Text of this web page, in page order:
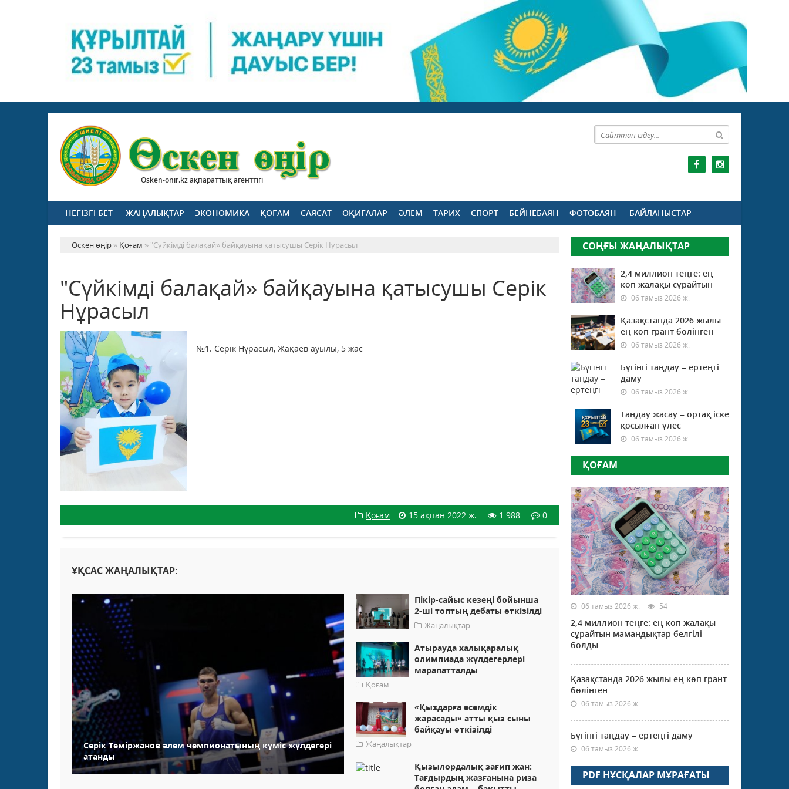
Osken-onir.kz ақпараттық агенттігі
НЕГІЗГІ БЕТ ЖАҢАЛЫҚТАР ЭКОНОМИКА ҚОҒАМ САЯСАТ ОҚИҒАЛАР ӘЛЕМ ТАРИХ СПОРТ БЕЙНЕБАЯН ФОТОБАЯН БАЙЛАНЫСТАР
Өскен өңір » Қоғам » "Сүйкімді балақай» байқауына қатысушы Серік Нұрасыл
"Сүйкімді балақай» байқауына қатысушы Серік
Нұрасыл
№1. Серік Нұрасыл, Жақаев ауылы, 5 жас
Қоғам 15 ақпан 2022 ж. 1 988 0
ҰҚСАС ЖАҢАЛЫҚТАР:
Серік Теміржанов әлем чемпионатының күміс жүлдегері
атанды
Пікір-сайыс кезеңі бойынша
2-ші топтың дебаты өткізілді
Жаңалықтар
Атырауда халықаралық
олимпиада жүлдегерлері
марапатталды
Қоғам
«Қыздарға әсемдік
жарасады» атты қыз сыны
байқауы өткізілді
Жаңалықтар
Қызылордалық зағип жан:
Тағдырдың жазғанына риза
СОҢҒЫ ЖАҢАЛЫҚТАР
2,4 миллион теңге: ең
көп жалақы сұрайтын
06 тамыз 2026 ж.
Қазақстанда 2026 жылы
ең көп грант бөлінген
06 тамыз 2026 ж.
Бүгінгі таңдау – ертеңгі
даму
06 тамыз 2026 ж.
Таңдау жасау – ортақ іске
қосылған үлес
06 тамыз 2026 ж.
ҚОҒАМ
06 тамыз 2026 ж. 54
2,4 миллион теңге: ең көп жалақы
сұрайтын мамандықтар белгілі
болды
Қазақстанда 2026 жылы ең көп грант
бөлінген
06 тамыз 2026 ж.
Бүгінгі таңдау – ертеңгі даму
06 тамыз 2026 ж.
PDF НҰСҚАЛАР МҰРАҒАТЫ